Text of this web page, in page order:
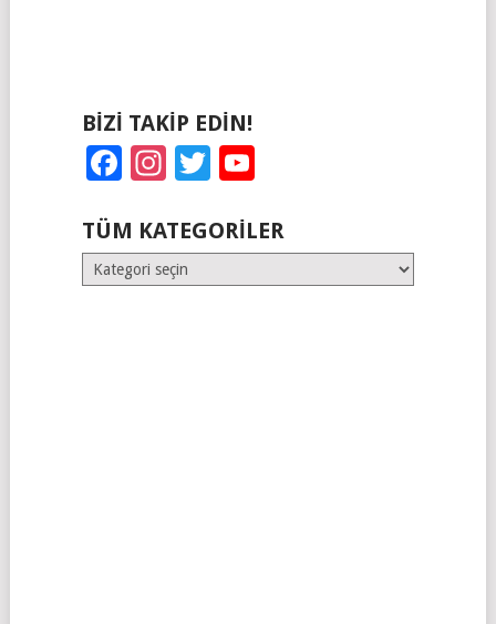
BIZI TAKIP EDIN!
Facebook
Instagram
Twitter
TÜM KATEGORILER
Tüm
Kategoriler